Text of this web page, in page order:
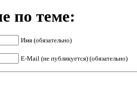
по теме:
Имя (обязательно)
E-Mail (не публикуется) (обязательно)